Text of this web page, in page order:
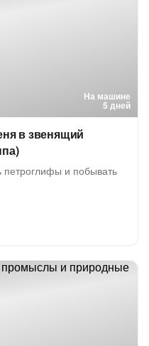
На машине
5 дней
в звенящий
петроглифы и побывать